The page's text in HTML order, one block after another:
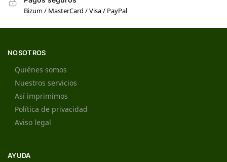
Bizum / MasterCard / Visa / PayPal
NOSOTROS
Quiénes somos
Nuestros servicios
Así imprimimos
Política de privacidad
Aviso legal
AYUDA